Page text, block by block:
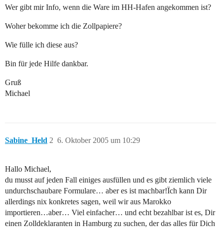
Wer gibt mir Info, wenn die Ware im HH-Hafen angekommen ist?
Woher bekomme ich die Zollpapiere?
Wie fülle ich diese aus?
Bin für jede Hilfe dankbar.
Gruß
Michael
Sabine_Held 6. Oktober 2005 um 10:29
2
Hallo Michael,
du musst auf jeden Fall einiges ausfüllen und es gibt ziemlich viele
undurchschaubare Formulare… aber es ist machbar!Ïch kann Dir
allerdings nix konkretes sagen, weil wir aus Marokko
importieren…aber… Viel einfacher… und echt bezahlbar ist es, Dir
einen Zolldeklaranten in Hamburg zu suchen, der das alles für Dich